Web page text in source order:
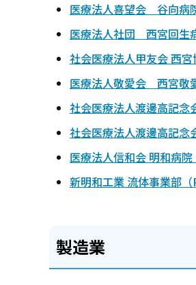
医療法人喜望会 谷向病
医療法人社団 西宮回生
社会医療法人甲友会 西
医療法人敬愛会 西宮敬
社会医療法人渡邊高記念
社会医療法人渡邊高記念
医療法人信和会 明和病院
新明和工業 流体事業部（
製造業